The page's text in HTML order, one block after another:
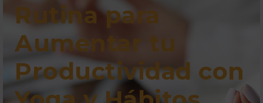
Rutina para
Aumentar tu
Productividad con